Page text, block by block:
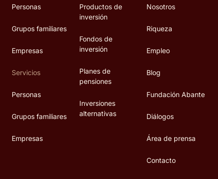
Personas
Grupos familiares
Empresas
Servicios
Personas
Grupos familiares
Empresas
Productos de
inversión
Fondos de
inversión
Planes de
pensiones
Inversiones
alternativas
Nosotros
Riqueza
Empleo
Blog
Fundación Abante
Diálogos
Área de prensa
Contacto